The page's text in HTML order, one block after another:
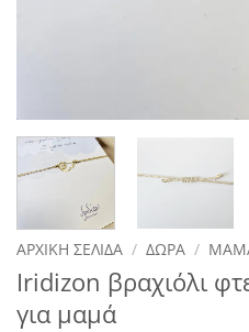
ΑΡΧΙΚΉ ΣΕΛΊΔΑ / ΔΏΡΑ /
Iridizon βραχιόλι
για μαμά